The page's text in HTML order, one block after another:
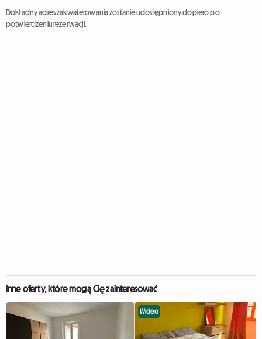
Dokładny adres zakwaterowania zostanie udostępniony dopiero po
potwierdzeniu rezerwacji.
Inne oferty, które mogą Cię zainteresować
Wideo